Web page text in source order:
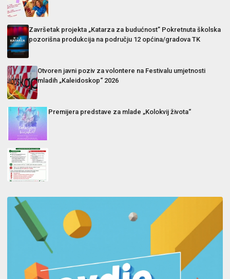
Završetak projekta „Katarza za budućnost” Pokretnuta školska
pozorišna produkcija na području 12 općina/gradova TK
Otvoren javni poziv za volontere na Festivalu umjetnosti
mladih „Kaleidoskop“ 2026
Premijera predstave za mlade „Kolokvij života“